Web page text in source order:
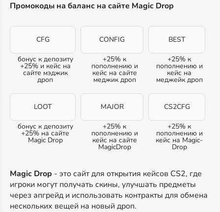
Промокоды на баланс на сайте Magic Drop
CFG
бонус к депозиту
+25% и кейс на
сайте мэджик
дроп
CONFIG
+25% к
пополнению и
кейс на сайте
меджик дроп
BEST
+25% к
пополнению и
кейс на
меджейк дроп
LOOT
бонус к депозиту
+25% на сайте
Magic Drop
MAJOR
+25% к
пополнению и
кейс на сайте
MagicDrop
CS2CFG
+25% к
пополнению и
кейс на Magic-
Drop
Magic Drop - это сайт для открытия кейсов CS2, где
игроки могут получать скины, улучшать предметы
через апгрейд и использовать контракты для обмена
нескольких вещей на новый дроп.